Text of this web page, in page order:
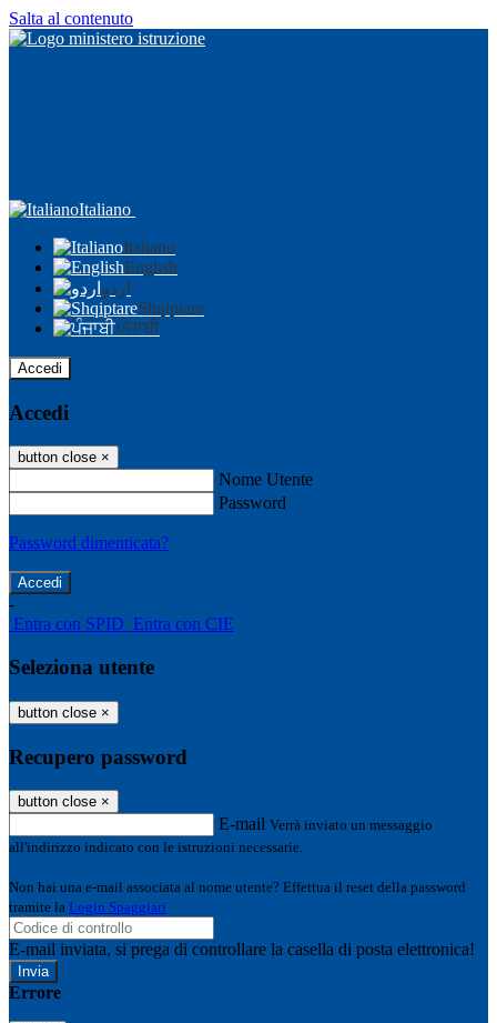
Salta al contenuto
Italiano
Italiano
English
اردو
Shqiptare
ਪੰਜਾਬੀ
Accedi
Accedi
button close ×
Nome Utente
Password
Password dimenticata?
-
Entra con SPID Entra con CIE
Seleziona utente
button close ×
Recupero password
button close ×
E-mail Verrà inviato un messaggio
all'indirizzo indicato con le istruzioni necessarie.
Non hai una e-mail associata al nome utente? Effettua il reset della password
tramite la Login Spaggiari
E-mail inviata, si prega di controllare la casella di posta elettronica!
Errore